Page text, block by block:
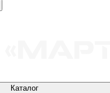
Каталог